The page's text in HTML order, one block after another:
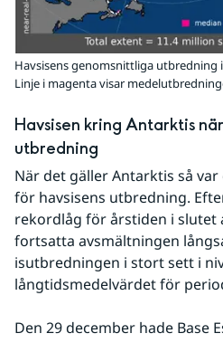
Havsisens genomsnittliga utbredning
Linje i magenta visar
Havsisen kring Antarktis
utbredning
När det gäller Antarktis så
för havsisens utbredning.
rekordlåg för årstiden i slutet
fortsatta avsmältningen
isutbredningen i stort sett i
långtidsmedelvärdet för
Den 29 december hade Base